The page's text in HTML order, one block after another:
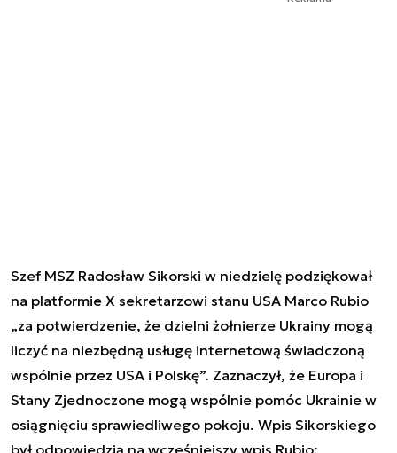
Szef MSZ Radosław Sikorski w niedzielę podziękował
na platformie X sekretarzowi stanu USA Marco Rubio
„za potwierdzenie, że dzielni żołnierze Ukrainy mogą
liczyć na niezbędną usługę internetową świadczoną
wspólnie przez USA i Polskę”. Zaznaczył, że Europa i
Stany Zjednoczone mogą wspólnie pomóc Ukrainie w
osiągnięciu sprawiedliwego pokoju. Wpis Sikorskiego
był odpowiedzią na wcześniejszy wpis Rubio;